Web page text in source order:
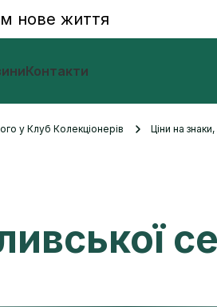
нове життя
Контакти
у Клуб Колекціонерів Ціни на